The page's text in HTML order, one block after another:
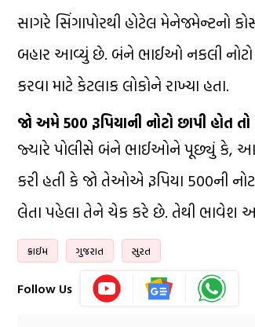
સાગરે સિંગાપોરથી હોટેલ મેનેજમેન્ટનો
બહાર આવ્યું છે. બંને ભાઈઓ નકલી
કરવા માટે કેટલાક લોકોને રાખ્યા હતા.
જો અમે 500 રૂપિયાની નોટો છાપી હોત
જ્યારે પોલીસે બંને ભાઈઓને પૂછ્યું કે, આ
કરી હતી કે જો તેઓએ રૂપિયા 500ની
લેતા પહેલા તેને ચેક કરે છે. તેથી ભાવેશ
ક્રાઈમ ગુજરાત સુરત
Follow Us